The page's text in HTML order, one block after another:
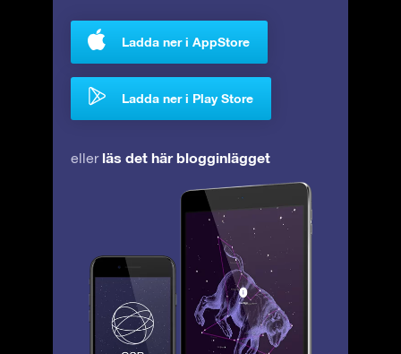
Ladda ner i AppStore
Ladda ner i Play Store
eller läs det här blogginlägget